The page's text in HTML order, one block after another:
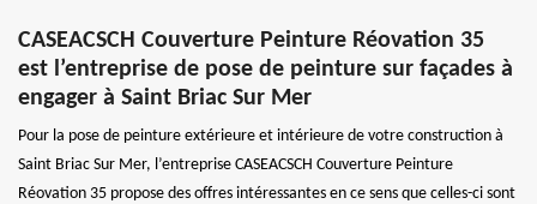
CASEACSCH Couverture Peinture Réovation 35
est l’entreprise de pose de peinture sur façades à
engager à Saint Briac Sur Mer
Pour la pose de peinture extérieure et intérieure de votre construction à
Saint Briac Sur Mer, l’entreprise CASEACSCH Couverture Peinture
Réovation 35 propose des offres intéressantes en ce sens que celles-ci sont